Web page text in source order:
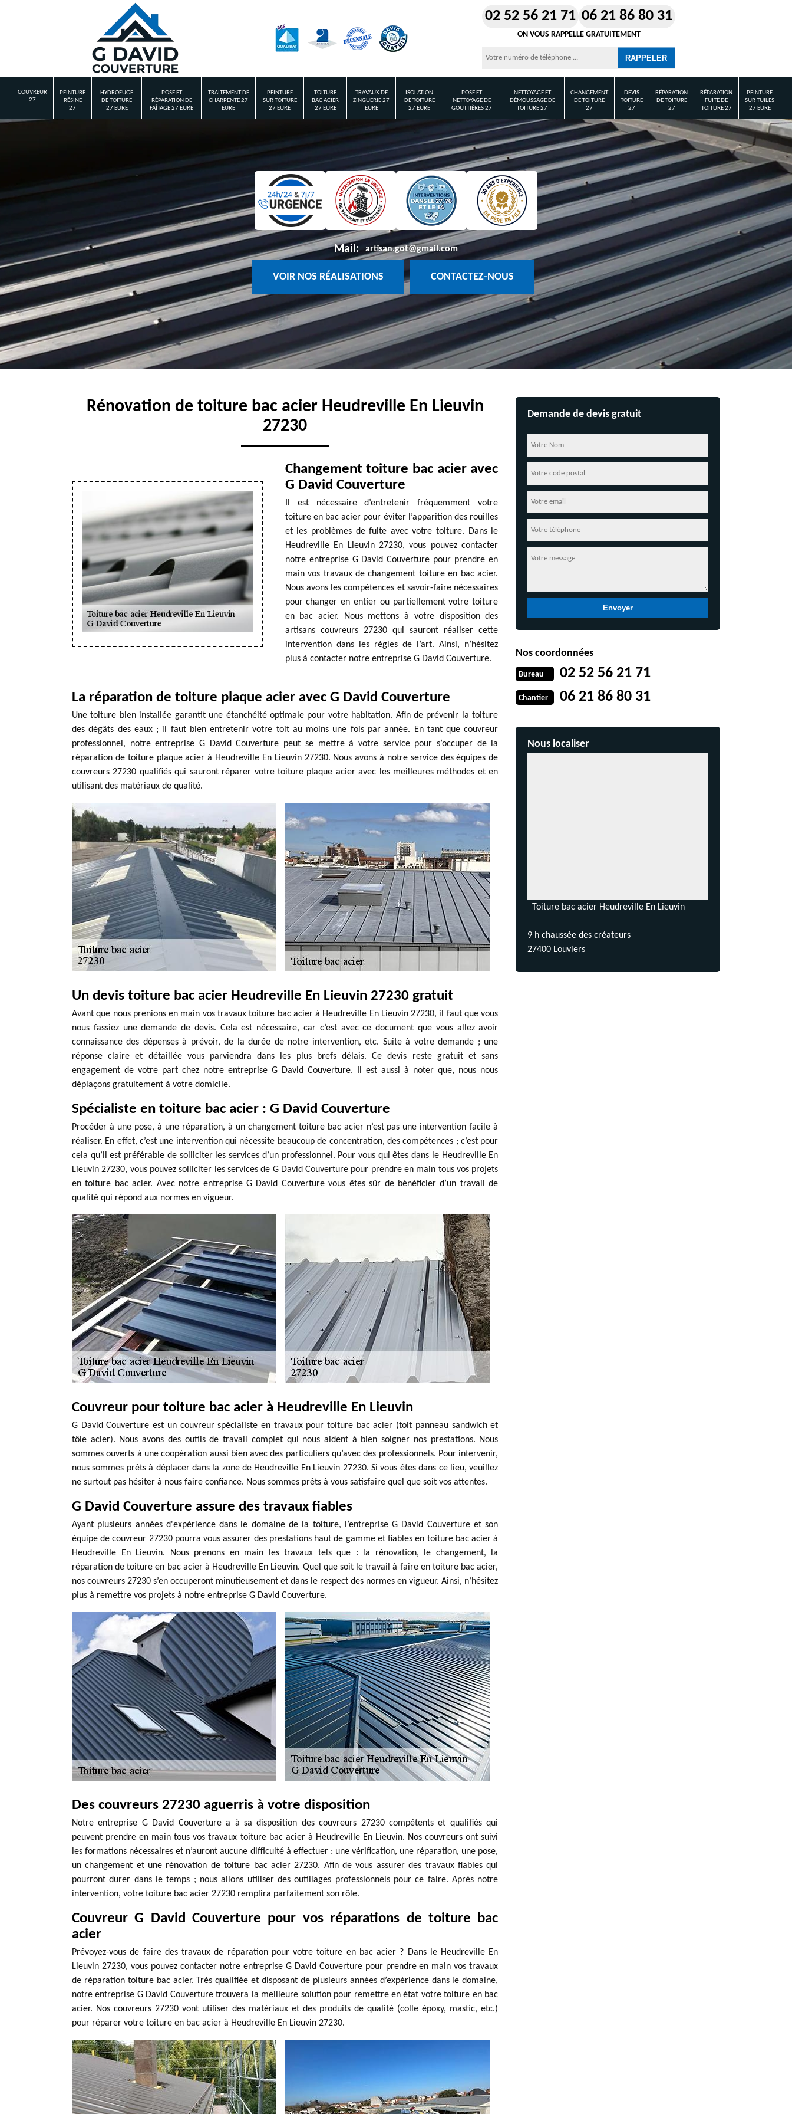
02 52 56 21 71 06 21 86 80 31
ON VOUS RAPPELLE GRATUITEMENT
COUVREUR
27
PEINTURE
RÉSINE
27
HYDROFUGE
DE TOITURE
27 EURE
POSE ET
RÉPARATION DE
FAÎTAGE 27 EURE
TRAITEMENT DE
CHARPENTE 27
EURE
PEINTURE
SUR TOITURE
27 EURE
TOITURE
BAC ACIER
27 EURE
TRAVAUX DE
ZINGUERIE 27
EURE
ISOLATION
DE TOITURE
27 EURE
POSE ET
NETTOYAGE DE
GOUTTIÈRES 27
NETTOYAGE ET
DÉMOUSSAGE DE
TOITURE 27
CHANGEMENT
DE TOITURE
27
DEVIS
TOITURE
27
RÉPARATION
DE TOITURE
27
RÉPARATION
FUITE DE
TOITURE 27
PEINTURE
SUR TUILES
27 EURE
Mail: artisan.got@gmail.com
VOIR NOS RÉALISATIONS CONTACTEZ-NOUS
Rénovation de toiture bac acier Heudreville En Lieuvin
27230
Changement toiture bac acier avec
G David Couverture
Il est nécessaire d’entretenir fréquemment votre
toiture en bac acier pour éviter l’apparition des rouilles
et les problèmes de fuite avec votre toiture. Dans le
Heudreville En Lieuvin 27230, vous pouvez contacter
notre entreprise G David Couverture pour prendre en
main vos travaux de changement toiture en bac acier.
Nous avons les compétences et savoir-faire nécessaires
pour changer en entier ou partiellement votre toiture
en bac acier. Nous mettons à votre disposition des
artisans couvreurs 27230 qui sauront réaliser cette
intervention dans les règles de l’art. Ainsi, n’hésitez
plus à contacter notre entreprise G David Couverture.
La réparation de toiture plaque acier avec G David Couverture
Une toiture bien installée garantit une étanchéité optimale pour votre habitation. Afin de prévenir la toiture
des dégâts des eaux ; il faut bien entretenir votre toit au moins une fois par année. En tant que couvreur
professionnel, notre entreprise G David Couverture peut se mettre à votre service pour s’occuper de la
réparation de toiture plaque acier à Heudreville En Lieuvin 27230. Nous avons à notre service des équipes de
couvreurs 27230 qualifiés qui sauront réparer votre toiture plaque acier avec les meilleures méthodes et en
utilisant des matériaux de qualité.
Un devis toiture bac acier Heudreville En Lieuvin 27230 gratuit
Avant que nous prenions en main vos travaux toiture bac acier à Heudreville En Lieuvin 27230, il faut que vous
nous fassiez une demande de devis. Cela est nécessaire, car c’est avec ce document que vous allez avoir
connaissance des dépenses à prévoir, de la durée de notre intervention, etc. Suite à votre demande ; une
réponse claire et détaillée vous parviendra dans les plus brefs délais. Ce devis reste gratuit et sans
engagement de votre part chez notre entreprise G David Couverture. Il est aussi à noter que, nous nous
déplaçons gratuitement à votre domicile.
Spécialiste en toiture bac acier : G David Couverture
Procéder à une pose, à une réparation, à un changement toiture bac acier n’est pas une intervention facile à
réaliser. En effet, c’est une intervention qui nécessite beaucoup de concentration, des compétences ; c’est pour
cela qu’il est préférable de solliciter les services d’un professionnel. Pour vous qui êtes dans le Heudreville En
Lieuvin 27230, vous pouvez solliciter les services de G David Couverture pour prendre en main tous vos projets
en toiture bac acier. Avec notre entreprise G David Couverture vous êtes sûr de bénéficier d’un travail de
qualité qui répond aux normes en vigueur.
Couvreur pour toiture bac acier à Heudreville En Lieuvin
G David Couverture est un couvreur spécialiste en travaux pour toiture bac acier (toit panneau sandwich et
tôle acier). Nous avons des outils de travail complet qui nous aident à bien soigner nos prestations. Nous
sommes ouverts à une coopération aussi bien avec des particuliers qu’avec des professionnels. Pour intervenir,
nous sommes prêts à déplacer dans la zone de Heudreville En Lieuvin 27230. Si vous êtes dans ce lieu, veuillez
ne surtout pas hésiter à nous faire confiance. Nous sommes prêts à vous satisfaire quel que soit vos attentes.
G David Couverture assure des travaux fiables
Ayant plusieurs années d'expérience dans le domaine de la toiture, l’entreprise G David Couverture et son
équipe de couvreur 27230 pourra vous assurer des prestations haut de gamme et fiables en toiture bac acier à
Heudreville En Lieuvin. Nous prenons en main les travaux tels que : la rénovation, le changement, la
réparation de toiture en bac acier à Heudreville En Lieuvin. Quel que soit le travail à faire en toiture bac acier,
nos couvreurs 27230 s’en occuperont minutieusement et dans le respect des normes en vigueur. Ainsi, n’hésitez
plus à remettre vos projets à notre entreprise G David Couverture.
Des couvreurs 27230 aguerris à votre disposition
Notre entreprise G David Couverture a à sa disposition des couvreurs 27230 compétents et qualifiés qui
peuvent prendre en main tous vos travaux toiture bac acier à Heudreville En Lieuvin. Nos couvreurs ont suivi
les formations nécessaires et n’auront aucune difficulté à effectuer : une vérification, une réparation, une pose,
un changement et une rénovation de toiture bac acier 27230. Afin de vous assurer des travaux fiables qui
pourront durer dans le temps ; nous allons utiliser des outillages professionnels pour ce faire. Après notre
intervention, votre toiture bac acier 27230 remplira parfaitement son rôle.
Couvreur G David Couverture pour vos réparations de toiture bac
acier
Prévoyez-vous de faire des travaux de réparation pour votre toiture en bac acier ? Dans le Heudreville En
Lieuvin 27230, vous pouvez contacter notre entreprise G David Couverture pour prendre en main vos travaux
de réparation toiture bac acier. Très qualifiée et disposant de plusieurs années d’expérience dans le domaine,
notre entreprise G David Couverture trouvera la meilleure solution pour remettre en état votre toiture en bac
acier. Nos couvreurs 27230 vont utiliser des matériaux et des produits de qualité (colle époxy, mastic, etc.)
pour réparer votre toiture en bac acier à Heudreville En Lieuvin 27230.
Demande de devis gratuit
Nos coordonnées
Bureau 02 52 56 21 71
Chantier 06 21 86 80 31
Nous localiser
Toiture bac acier Heudreville En Lieuvin
9 h chaussée des créateurs
27400 Louviers